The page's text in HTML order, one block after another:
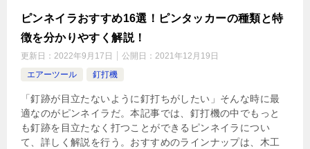
ピンネイラおすすめ16選！ピンタッカーの種類と特
徴を分かりやすく解説！
更新日： 2022年9月17日 公開日： 2021年12月19日
エアーツール
釘打機
「釘跡が目立たないように釘打ちがしたい」そんな時に最
適なのがピンネイラだ。本記事では、釘打機の中でもっと
も釘跡を目立たなく打つことができるピンネイラについ
て、詳しく解説を行う。おすすめのラインナップは、木工